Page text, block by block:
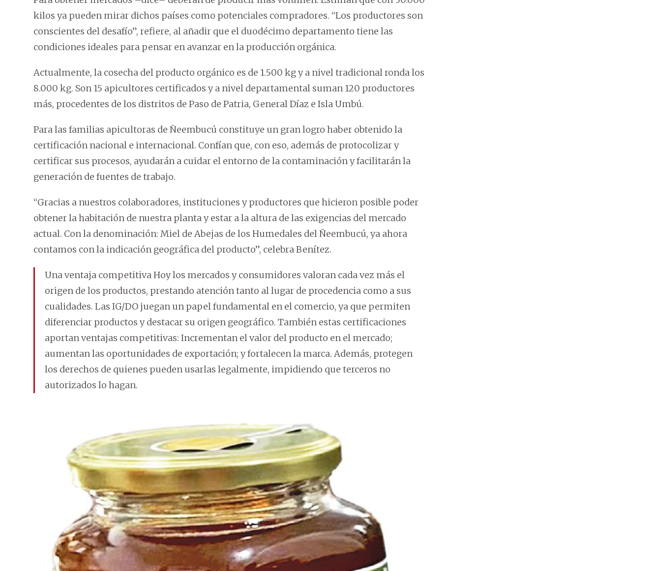
kilos ya pueden mirar dichos países como potenciales compradores. “Los productores son
conscientes del desafío”, refiere, al añadir que el duodécimo departamento tiene las
condiciones ideales para pensar en avanzar en la producción orgánica.
Actualmente, la cosecha del producto orgánico es de 1.500 kg y a nivel tradicional ronda los
8.000 kg. Son 15 apicultores certificados y a nivel departamental suman 120 productores
más, procedentes de los distritos de Paso de Patria, General Díaz e Isla Umbú.
Para las familias apicultoras de Ñeembucú constituye un gran logro haber obtenido la
certificación nacional e internacional. Confían que, con eso, además de protocolizar y
certificar sus procesos, ayudarán a cuidar el entorno de la contaminación y facilitarán la
generación de fuentes de trabajo.
“Gracias a nuestros colaboradores, instituciones y productores que hicieron posible poder
obtener la habitación de nuestra planta y estar a la altura de las exigencias del mercado
actual. Con la denominación: Miel de Abejas de los Humedales del Ñeembucú, ya ahora
contamos con la indicación geográfica del producto”, celebra Benítez.
Una ventaja competitiva Hoy los mercados y consumidores valoran cada vez más el
origen de los productos, prestando atención tanto al lugar de procedencia como a sus
cualidades. Las IG/DO juegan un papel fundamental en el comercio, ya que permiten
diferenciar productos y destacar su origen geográfico. También estas certificaciones
aportan ventajas competitivas: Incrementan el valor del producto en el mercado;
aumentan las oportunidades de exportación; y fortalecen la marca. Además, protegen
los derechos de quienes pueden usarlas legalmente, impidiendo que terceros no
autorizados lo hagan.